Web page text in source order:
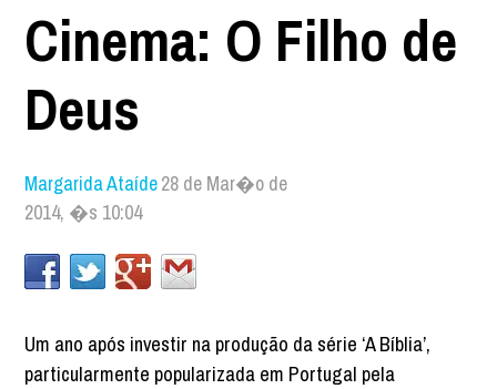
Cinema: O Filho de
Deus
Margarida Ataíde28 de Mar�o de
2014, �s 10:04
Um ano após investir na produção da série ‘A Bíblia’,
particularmente popularizada em Portugal pela